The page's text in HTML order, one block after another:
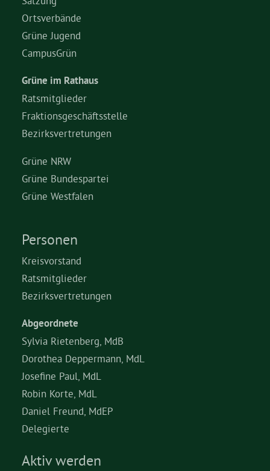
Ortsverbände
Grüne Jugend
CampusGrün
Grüne im Rathaus
Ratsmitglieder
Fraktionsgeschäftsstelle
Bezirksvertretungen
Grüne NRW
Grüne Bundespartei
Grüne Westfalen
Personen
Kreisvorstand
Ratsmitglieder
Bezirksvertretungen
Abgeordnete
Sylvia Rietenberg, MdB
Dorothea Deppermann, MdL
Josefine Paul, MdL
Robin Korte, MdL
Daniel Freund, MdEP
Delegierte
Aktiv werden